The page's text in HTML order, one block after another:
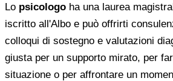
Lo psicologo ha una laurea
iscritto all'Albo e può offrirti
colloqui di sostegno e valutazioni
giusta per un supporto mirato, per
situazione o per affrontare un